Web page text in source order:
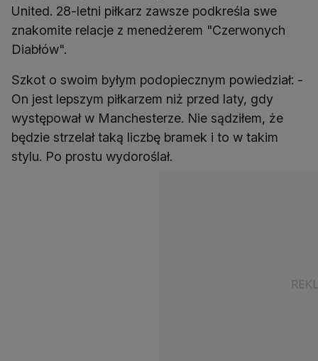
United. 28-letni piłkarz zawsze podkreśla swe
znakomite relacje z menedżerem "Czerwonych
Diabłów".
Szkot o swoim byłym podopiecznym powiedział: -
On jest lepszym piłkarzem niż przed laty, gdy
występował w Manchesterze. Nie sądziłem, że
będzie strzelał taką liczbę bramek i to w takim
stylu. Po prostu wydoroślał.